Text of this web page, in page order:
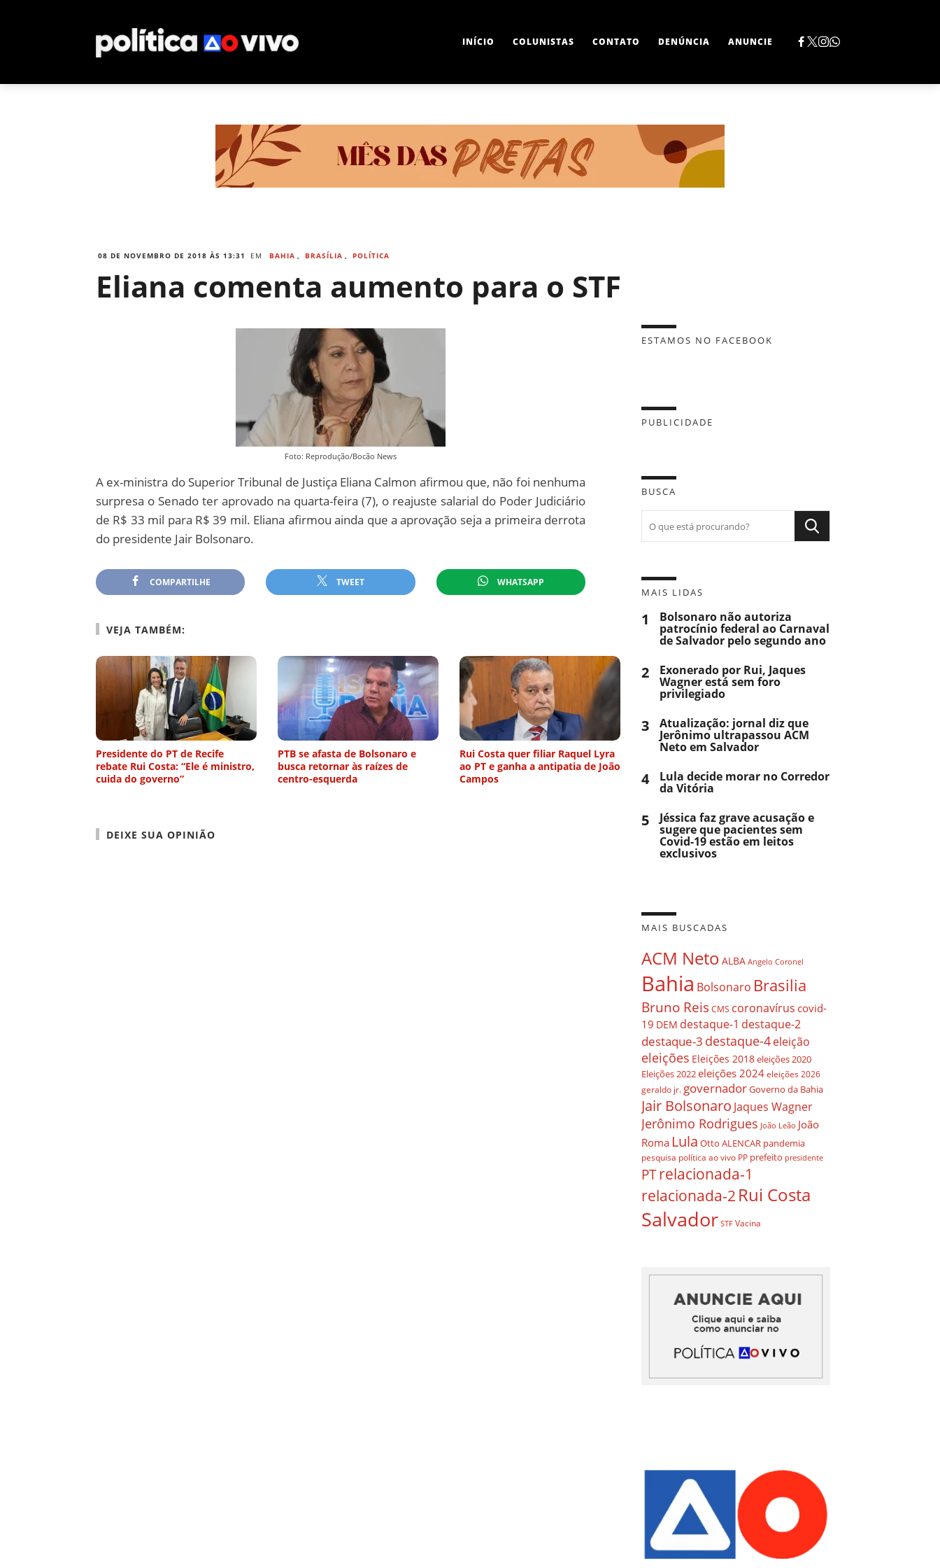
INÍCIO COLUNISTAS CONTATO DENÚNCIA ANUNCIE
08 DE NOVEMBRO DE 2018 ÀS 13:31 EM BAHIA , BRASÍLIA , POLÍTICA
Eliana comenta aumento para o STF
Foto: Reprodução/Bocão News
A ex-ministra do Superior Tribunal de Justiça Eliana Calmon afirmou que, não foi nenhuma
surpresa o Senado ter aprovado na quarta-feira (7), o reajuste salarial do Poder Judiciário
de R$ 33 mil para R$ 39 mil. Eliana afirmou ainda que a aprovação seja a primeira derrota
do presidente Jair Bolsonaro.
COMPARTILHE TWEET WHATSAPP
VEJA TAMBÉM:
Presidente do PT de Recife
rebate Rui Costa: “Ele é ministro,
cuida do governo”
PTB se afasta de Bolsonaro e
busca retornar às raízes de
centro-esquerda
Rui Costa quer filiar Raquel Lyra
ao PT e ganha a antipatia de João
Campos
DEIXE SUA OPINIÃO
ESTAMOS NO FACEBOOK
PUBLICIDADE
BUSCA
MAIS LIDAS
1 Bolsonaro não autoriza
patrocínio federal ao Carnaval
de Salvador pelo segundo ano
2 Exonerado por Rui, Jaques
Wagner está sem foro
privilegiado
3 Atualização: jornal diz que
Jerônimo ultrapassou ACM
Neto em Salvador
4 Lula decide morar no Corredor
da Vitória
5 Jéssica faz grave acusação e
sugere que pacientes sem
Covid-19 estão em leitos
exclusivos
MAIS BUSCADAS
ACM Neto ALBA Angelo Coronel
Bahia Bolsonaro Brasilia
Bruno ReisCMS coronavírus covid-
19 DEM destaque-1 destaque-2
destaque-3 destaque-4eleição
eleições Eleições 2018eleições 2020
Eleições 2022eleições 2024 eleições 2026
geraldo jr. governadorGoverno da Bahia
Jair Bolsonaro Jaques Wagner
Jerônimo Rodrigues João Leão João
Roma Lula Otto ALENCAR pandemia
pesquisa política ao vivo PP prefeito presidente
PTrelacionada-1
relacionada-2 Rui Costa
Salvador STF Vacina